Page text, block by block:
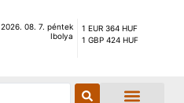
2026. 08. 7. péntek
Ibolya
1 EUR 364 HUF
1 GBP 424 HUF